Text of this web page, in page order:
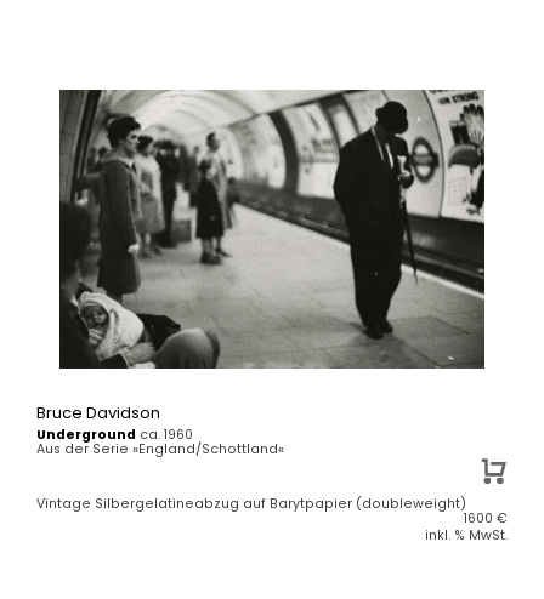
Bruce Davidson
Underground ca. 1960
Aus der Serie »England/Schottland«
Vintage Silbergelatineabzug auf Barytpapier (doubleweight)
1600 €
inkl. % MwSt.